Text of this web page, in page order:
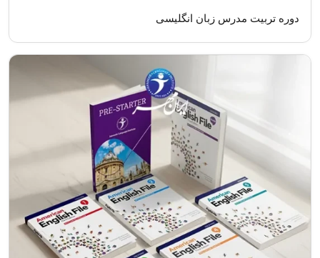
دوره تربیت مدرس زبان انگلیسی